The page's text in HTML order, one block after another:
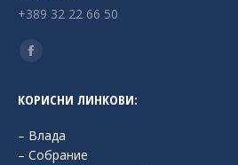
+389 32 22 66 50
Find us on:
Facebook
opens
in
new
КОРИСНИ ЛИНКОВИ:
– Влада
– Собрание